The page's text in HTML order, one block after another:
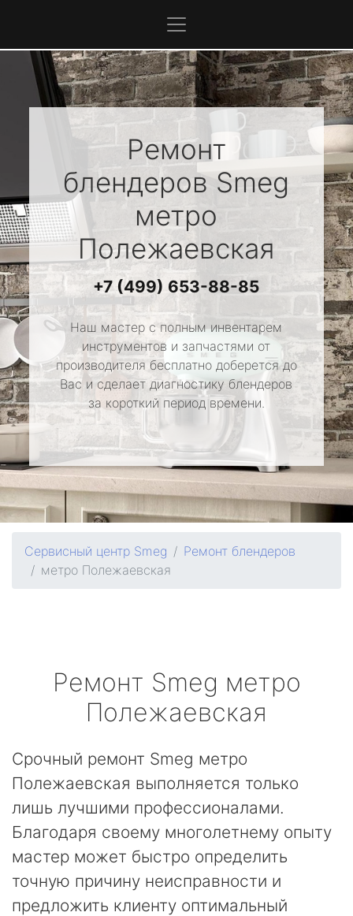
Ремонт
блендеровSmeg
метро
Полежаевская
+7 (499) 653-88-85
Наш мастер с полным инвентарем
инструментов и запчастями от
производителя бесплатно доберется до
Вас и сделает диагностику блендеров
за короткий период времени.
Сервисный центр Smeg
Ремонт блендеров
метро Полежаевская
Ремонт Smeg метро
Полежаевская
Срочный ремонт Smeg метро
Полежаевская выполняется только
лишь лучшими профессионалами.
Благодаря своему многолетнему опыту
мастер может быстро определить
точную причину неисправности и
предложить клиенту оптимальный